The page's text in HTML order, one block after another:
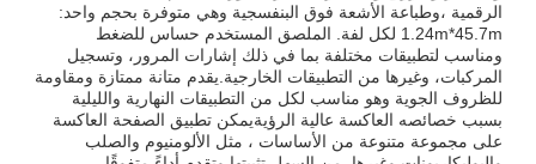
الرقمية ،وطباعة الأشعة فوق البنفسجية وهي متوفرة بحجم واحد:
1.24m*45.7m لكل لفة. الملصق المستخدم حساس للضغط
ومناسب لتطبيقات مختلفة بما في ذلك إشارات المرور، وتسجيل
المركبات، وغيرها من التطبيقات الخارجية.يقدم متانة ممتازة ومقاومة
للظروف الجوية وهو مناسب لكل من التطبيقات النهارية والليلية
بسبب خصائصه العاكسة عالية الرؤيةيمكن تطبيق الصفحة العاكسة
على مجموعة متنوعة من الأساسات ، مثل الألومنيوم والصلب